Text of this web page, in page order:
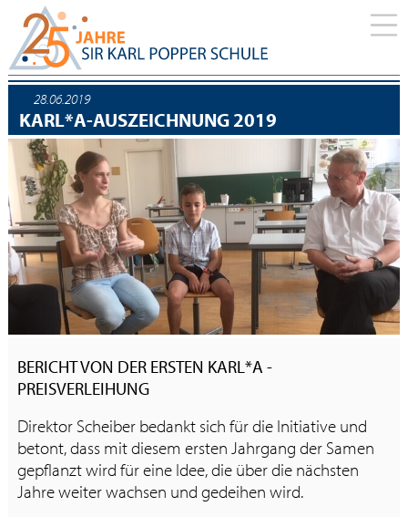
28.06.2019
KARL*A-AUSZEICHNUNG 2019
BERICHT VON DER ERSTEN KARL*A -
PREISVERLEIHUNG
Direktor Scheiber bedankt sich für die Initiative und
betont, dass mit diesem ersten Jahrgang der Samen
gepflanzt wird für eine Idee, die über die nächsten
Jahre weiter wachsen und gedeihen wird.